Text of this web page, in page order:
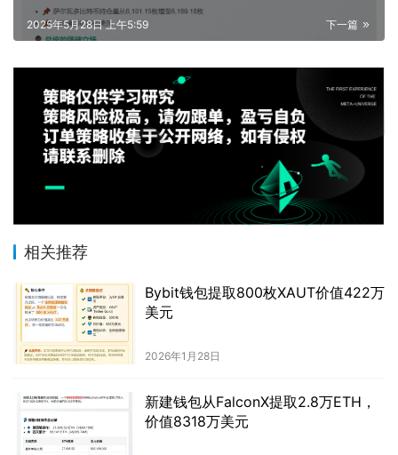
下一篇
2025年5月28日 上午5:59
相关推荐
Bybit钱包提取800枚XAUT价值422万
美元
2026年1月28日
新建钱包从FalconX提取2.8万ETH，
价值8318万美元